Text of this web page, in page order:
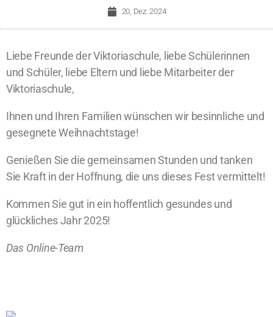
20, Dez. 2024
Liebe Freunde der Viktoriaschule, liebe Schülerinnen
und Schüler, liebe Eltern und liebe Mitarbeiter der
Viktoriaschule,
Ihnen und Ihren Familien wünschen wir besinnliche und
gesegnete Weihnachtstage!
Genießen Sie die gemeinsamen Stunden und tanken
Sie Kraft in der Hoffnung, die uns dieses Fest vermittelt!
Kommen Sie gut in ein hoffentlich gesundes und
glückliches Jahr 2025!
Das Online-Team